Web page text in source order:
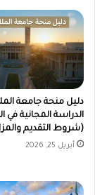
الدراسة المجانية في
(شروط التقديم
أبريل 25, 2026